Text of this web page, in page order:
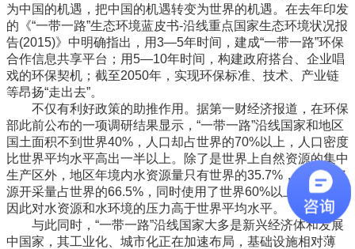
为中国的机遇，把中国的机遇转变为世界的机遇。在去年印发
的《“一带一路”生态环境蓝皮书-沿线重点国家生态环境状况报
告(2015)》中明确指出，用3—5年时间，建成“一带一路”环保
合作信息共享平台；用5—10年时间，构建政府搭台、企业唱
戏的环保契机；截至2050年，实现环保标准、技术、产业链
等昂扬“走出去”。
不仅有利好政策的助推作用。据第一财经济报道，在环保
部此前公布的一项调研结果显示，“一带一路”沿线国家和地区
国土面积不到世界40%，人口却占世界的70%以上，人口密度
比世界平均水平高出一半以上。除了是世界上自然资源的集中
生产区外，地区年境内水资源量只有世界的35.7%，但年水资
源开采量占世界的66.5%，同时使用了世界60%以上的化肥，
因此对水资源和水环境的压力高于世界平均水平。
与此同时，“一带一路”沿线国家大多是新兴经济体和发展
中国家，其工业化、城市化正在加速布局，基础设施相对薄